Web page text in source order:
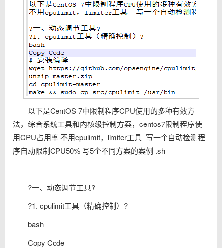
以下是CentOS 7中限制程序CPU使用的多种有效方
法，综合系统工具和内核级控制方案，centos7限制程序使
用CPU占用率 不用cpulimit，limiter工具 写一个自动检测程
序自动限制CPU50% 写5个不同方案的案例 .sh
?一、动态调节工具?
?1. cpulimit工具（精确控制）?
bash
Copy Code